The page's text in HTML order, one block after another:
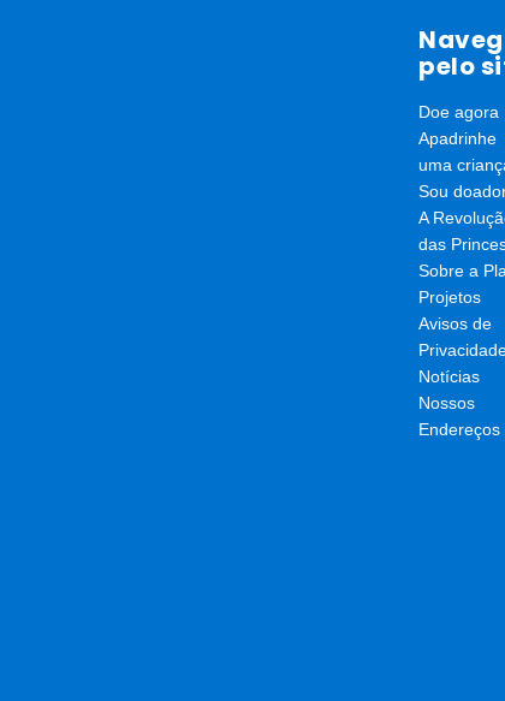
pelo
Doe agora
Apadrinhe
uma
Sou
A
das
Sobre a
Projetos
Avisos de
Notícias
Nossos
Endereços